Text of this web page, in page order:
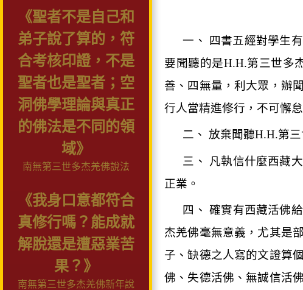
《聖者不是自己和
弟子說了算的，符
合考核印證，不是
聖者也是聖者；空
洞佛學理論與真正
的佛法是不同的領
域》
南無第三世多杰羌佛說法
《我身口意都符合
真修行嗎？能成就
解脫還是遭惡業苦
果？》
南無第三世多杰羌佛新年說
一、 四書五經對學生
要聞聽的是H.H.第三世多
善、四無量，利大眾，辦
行人當精進修行，不可懈
二、 放棄聞聽H.H.第
三、 凡執信什麼西藏
正業。
四、 確實有西藏活佛給
杰羌佛毫無意義，尤其是
子、缺德之人寫的文證算
佛、失德活佛、無誠信活